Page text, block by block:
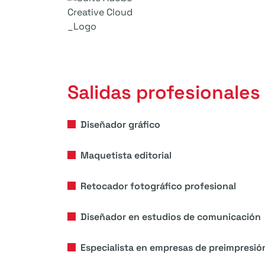
Salidas profesionales
Diseñador gráfico
Maquetista editorial
Retocador fotográfico profesional
Diseñador en estudios de comunicación
Especialista en empresas de